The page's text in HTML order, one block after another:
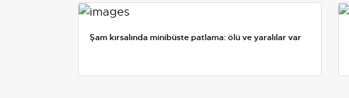
Şam kırsalında minibüste patlama: ölü ve yaralılar var